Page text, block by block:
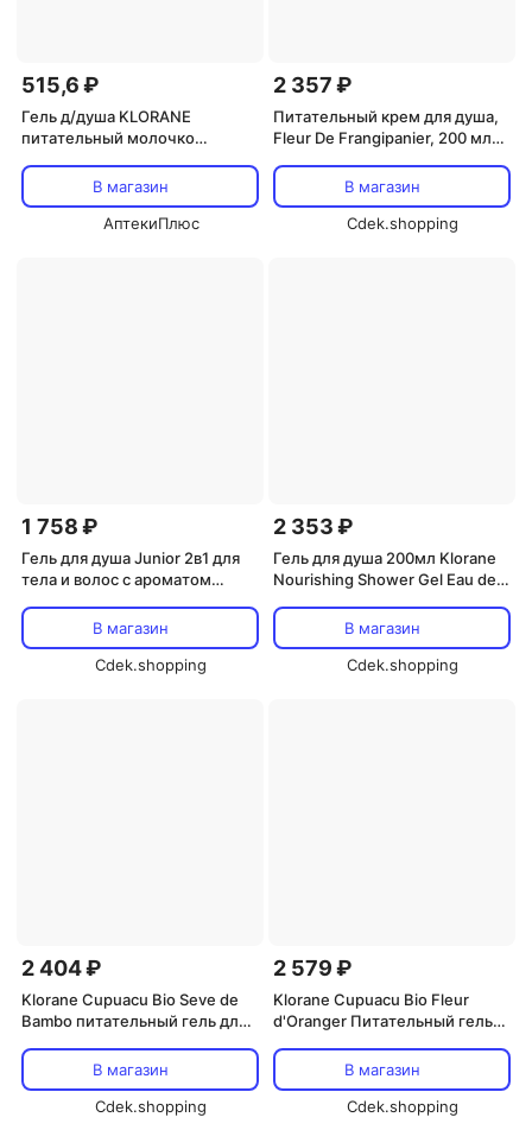
515,6 ₽
Гель д/душа KLORANE
питательный молочко
маслом Купуасу, 200 мл,
(C237605)
В магазин
АптекиПлюс
2 357 ₽
Питательный крем для душа,
Fleur De Frangipanier, 200 мл
В магазин
Cdek.shopping
1 758 ₽
Гель для душа Junior 2в1 для
тела и волос с ароматом
В магазин
Cdek.shopping
2 353 ₽
Гель для душа 200мл Klorane
Nourishing Shower Gel Eau de
В магазин
Cdek.shopping
2 404 ₽
Klorane Cupuacu Bio Seve de
Bambo питательный гель для
В магазин
Cdek.shopping
2 579 ₽
Klorane Cupuacu Bio Fleur
d'Oranger Питательный гель
В магазин
Cdek.shopping